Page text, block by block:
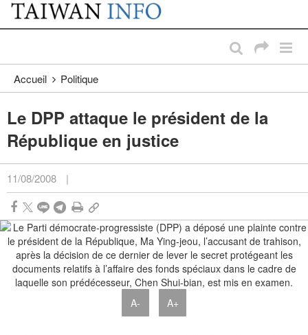
Passer au contenu principal
:::
Accueil Politique
Le DPP attaque le président de la
République en justice
11/08/2008 |
A- A+